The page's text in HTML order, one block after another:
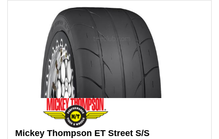
Mickey Thompson ET Street S/S